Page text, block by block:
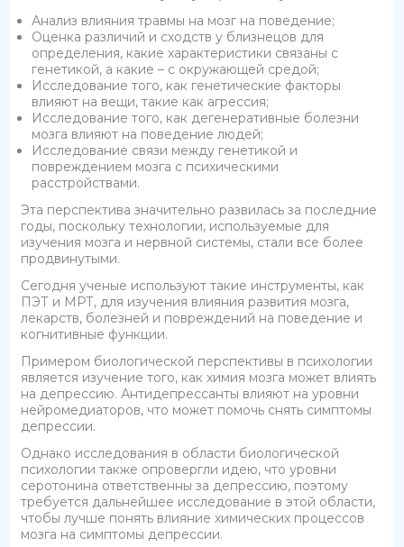
Анализ влияния травмы на мозг на поведение;
Оценка различий и сходств у близнецов для
определения, какие характеристики связаны с
генетикой, а какие – с окружающей средой;
Исследование того, как генетические факторы
влияют на вещи, такие как агрессия;
Исследование того, как дегенеративные болезни
мозга влияют на поведение людей;
Исследование связи между генетикой и
повреждением мозга с психическими
расстройствами.
Эта перспектива значительно развилась за последние
годы, поскольку технологии, используемые для
изучения мозга и нервной системы, стали все более
продвинутыми.
Сегодня ученые используют такие инструменты, как
ПЭТ и МРТ, для изучения влияния развития мозга,
лекарств, болезней и повреждений на поведение и
когнитивные функции.
Примером биологической перспективы в психологии
является изучение того, как химия мозга может влиять
на депрессию. Антидепрессанты влияют на уровни
нейромедиаторов, что может помочь снять симптомы
депрессии.
Однако исследования в области биологической
психологии также опровергли идею, что уровни
серотонина ответственны за депрессию, поэтому
требуется дальнейшее исследование в этой области,
чтобы лучше понять влияние химических процессов
мозга на симптомы депрессии.